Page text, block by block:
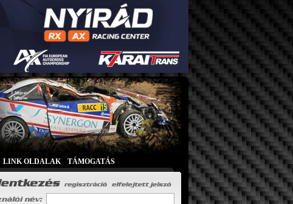
LINK OLDALAK TÁMOGATÁS